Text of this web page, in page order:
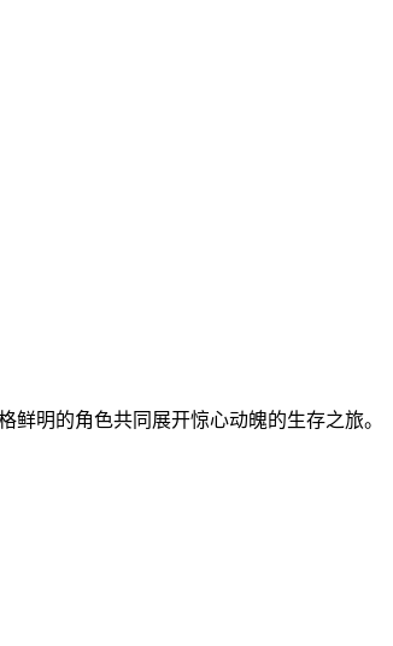
明的角色共同展开惊心动魄的生存之旅。